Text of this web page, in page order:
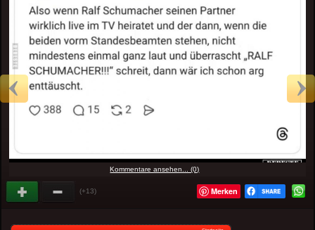
Kommentare ansehen... (0)
(+13) Merken